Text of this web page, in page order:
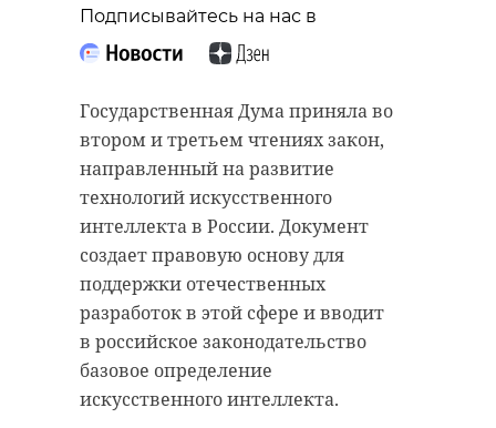
Подписывайтесь на нас в
Государственная Дума приняла во
втором и третьем чтениях закон,
направленный на развитие
технологий искусственного
интеллекта в России. Документ
создает правовую основу для
поддержки отечественных
разработок в этой сфере и вводит
в российское законодательство
базовое определение
искусственного интеллекта.
Подписывайтесь на нас в
Сенатор РФ от Ленинградской
области Сергей Перминов
поздравил верующих с Днем
явления Тихвинской иконы
Божией Матери. Он направил
приветствие епископу
Тихвинскому и Лодейнопольскому
Мстиславу и участникам
праздничных торжеств.
По словам сенатора, Тихвинская
икона Божией Матери
Подписывайтесь на нас в
643-ю годовщину явления
Тихвинской иконы Божией
Матери торжественно отметили в
Тихвинском Богородичном
Успенском мужском монастыре,
где хранится святыня. Праздник
начался с Божественной литургии,
которую возглавил митрополит
Санкт-Петербургский и
Ладожский Варсонофий. Вместе с
ним богослужение совершили